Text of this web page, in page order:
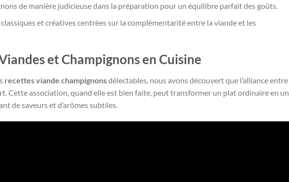
de manière judicieuse dans la préparation pour un équilibre parfait des goûts.
et créatives centrées sur la complémentarité entre la viande et les
et Champignons en Cuisine
recettes viande champignonsdélectables, nous avons découvert que l’alliance entre
Cette association, quand elle est bien faite, peut transformer un plat ordinaire en un
de saveurs et d’arômes subtiles.